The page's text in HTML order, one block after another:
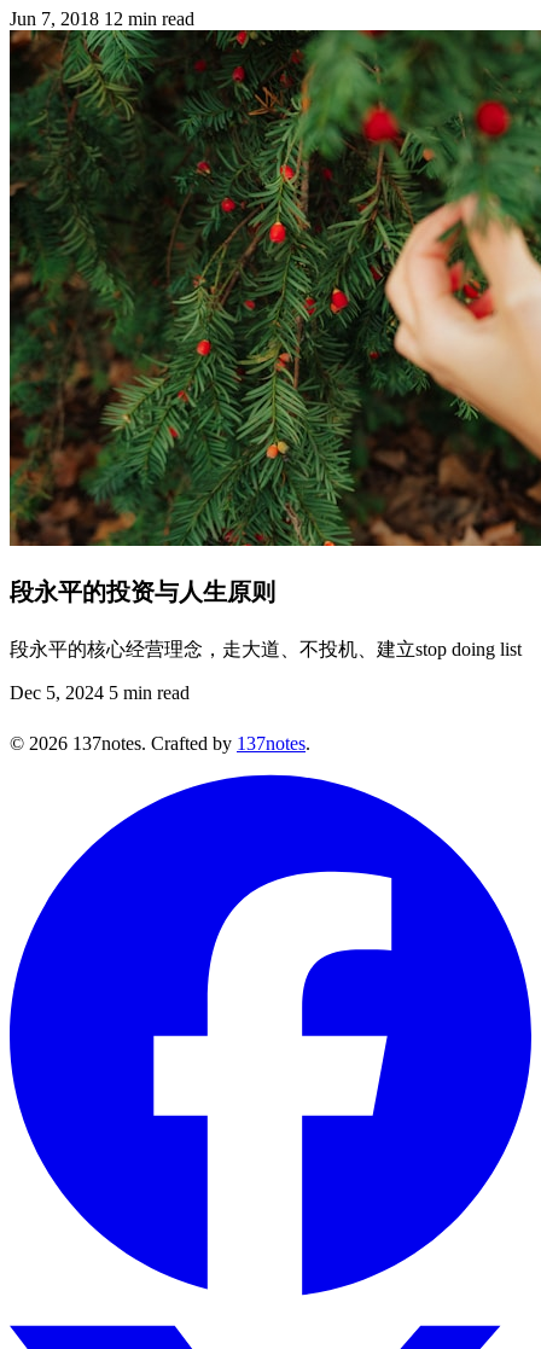
Jun 7, 2018 12 min read
段永平的投资与人生原则
段永平的核心经营理念，走大道、不投机、建立stop doing list
Dec 5, 2024 5 min read
© 2026 137notes. Crafted by 137notes.